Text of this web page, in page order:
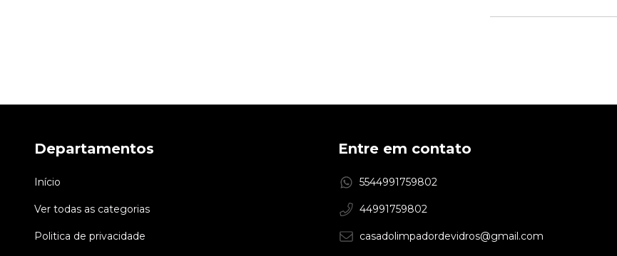
Departamentos
Início
Ver todas as categorias
Politica de privacidade
Entre em contato
5544991759802
44991759802
casadolimpadordevidros@gmail.com